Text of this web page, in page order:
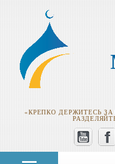
«КРЕПКО ДЕРЖИТЕСЬ